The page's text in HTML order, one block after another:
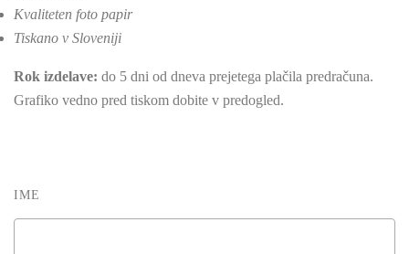
Kvaliteten foto papir
Tiskano v Sloveniji
Rok izdelave: do 5 dni od dneva prejetega plačila predračuna.
Grafiko vedno pred tiskom dobite v predogled.
IME